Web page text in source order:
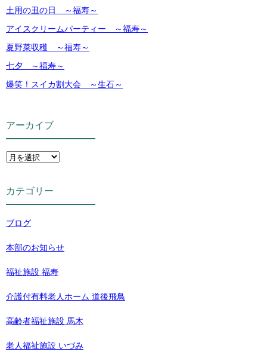
土用の丑の日 ～福寿～
アイスクリームパーティー ～福寿～
夏野菜収穫 ～福寿～
七夕 ～福寿～
爆笑！スイカ割大会 ～生石～
アーカイブ
カテゴリー
ブログ
本部のお知らせ
福祉施設 福寿
介護付有料老人ホーム 道後飛鳥
高齢者福祉施設 馬木
老人福祉施設 いづみ